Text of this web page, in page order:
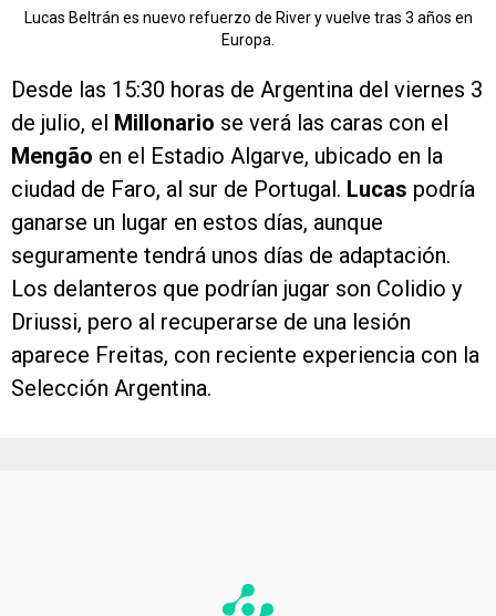
Lucas Beltrán es nuevo refuerzo de River y vuelve tras 3 años en
Europa.
Desde las 15:30 horas de Argentina del viernes 3
de julio, el Millonario se verá las caras con el
Mengão en el Estadio Algarve, ubicado en la
ciudad de Faro, al sur de Portugal. Lucas podría
ganarse un lugar en estos días, aunque
seguramente tendrá unos días de adaptación.
Los delanteros que podrían jugar son Colidio y
Driussi, pero al recuperarse de una lesión
aparece Freitas, con reciente experiencia con la
Selección Argentina.